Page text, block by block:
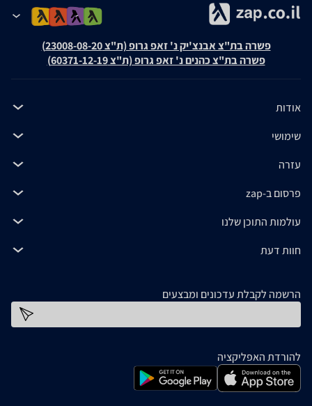
פשרה בת"צ אבנצ'יק נ' זאפ גרופ (ת"צ 23008-08-20)
פשרה בת"צ כהנים נ' זאפ גרופ (ת"צ 60371-12-19)
אודות
שימושי
עזרה
פרסום ב-zap
עולמות התוכן שלנו
חוות דעת
הרשמה לקבלת עדכונים ומבצעים
להורדת האפליקציה